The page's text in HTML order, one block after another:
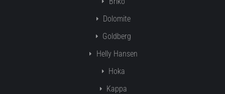
Dolomite
Goldberg
Helly Hansen
Hoka
Kappa